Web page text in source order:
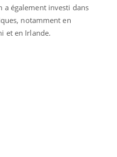
a également investi dans
notamment en
et en Irlande.